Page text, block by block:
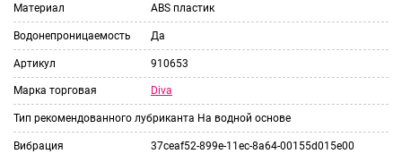
Материал ABS пластик
Водонепроницаемость Да
Артикул 910653
Марка торговая Diva
Тип рекомендованного лубриканта На водной основе
Вибрация 37ceaf52-899e-11ec-8a64-00155d015e00